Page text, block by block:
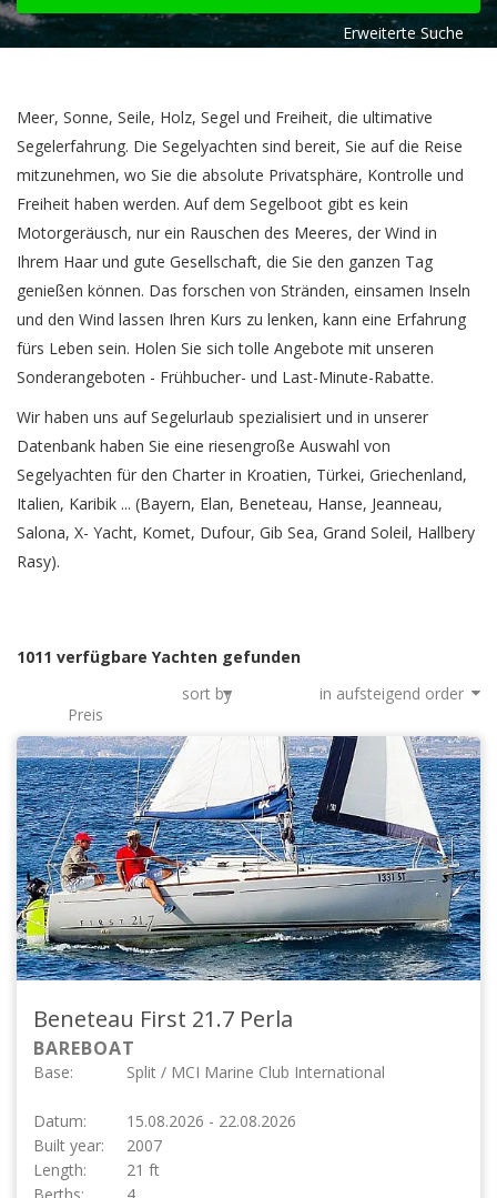
Erweiterte Suche
Meer, Sonne, Seile, Holz, Segel und Freiheit, die ultimative
Segelerfahrung. Die Segelyachten sind bereit, Sie auf die Reise
mitzunehmen, wo Sie die absolute Privatsphäre, Kontrolle und
Freiheit haben werden. Auf dem Segelboot gibt es kein
Motorgeräusch, nur ein Rauschen des Meeres, der Wind in
Ihrem Haar und gute Gesellschaft, die Sie den ganzen Tag
genießen können. Das forschen von Stränden, einsamen Inseln
und den Wind lassen Ihren Kurs zu lenken, kann eine Erfahrung
fürs Leben sein. Holen Sie sich tolle Angebote mit unseren
Sonderangeboten - Frühbucher- und Last-Minute-Rabatte.
Wir haben uns auf Segelurlaub spezialisiert und in unserer
Datenbank haben Sie eine riesengroße Auswahl von
Segelyachten für den Charter in Kroatien, Türkei, Griechenland,
Italien, Karibik ... (Bayern, Elan, Beneteau, Hanse, Jeanneau,
Salona, X- Yacht, Komet, Dufour, Gib Sea, Grand Soleil, Hallbery
Rasy).
1011 verfügbare Yachten gefunden
previous page
sort by in
Beneteau First 21.7 Perla
BAREBOAT
Base: Split / MCI Marine Club International
Datum:
15.08.2026 - 22.08.2026
Built year:
2007
Length:
21 ft